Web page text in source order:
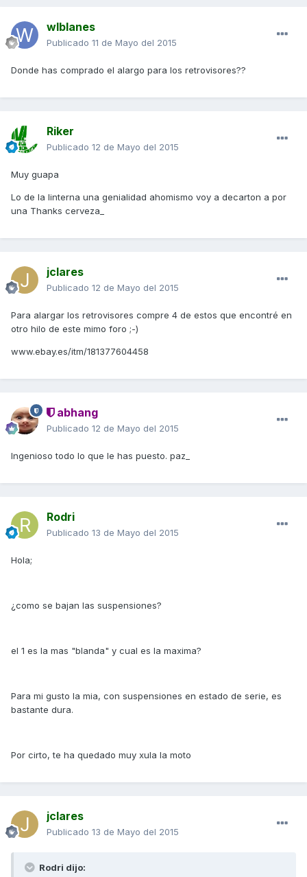
wlblanes
Publicado 11 de Mayo del 2015
Donde has comprado el alargo para los retrovisores??
Riker
Publicado 12 de Mayo del 2015
Muy guapa
Lo de la linterna una genialidad ahomismo voy a decarton a por
una Thanks cerveza_
jclares
Publicado 12 de Mayo del 2015
Para alargar los retrovisores compre 4 de estos que encontré en
otro hilo de este mimo foro ;-)
www.ebay.es/itm/181377604458
abhang
Publicado 12 de Mayo del 2015
Ingenioso todo lo que le has puesto. paz_
Rodri
Publicado 13 de Mayo del 2015
Hola;
¿como se bajan las suspensiones?
el 1 es la mas "blanda" y cual es la maxima?
Para mi gusto la mia, con suspensiones en estado de serie, es
bastante dura.
Por cirto, te ha quedado muy xula la moto
jclares
Publicado 13 de Mayo del 2015
Rodri dijo: